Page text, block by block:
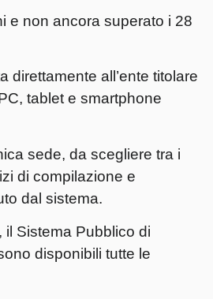
e non ancora superato i 28
all’ente titolare
tablet e smartphone
sede, da scegliere tra i
di compilazione e
dal sistema.
il Sistema Pubblico di
disponibili tutte le